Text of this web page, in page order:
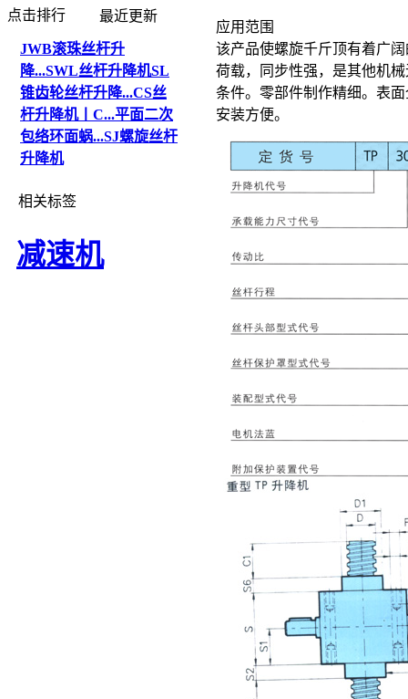
点击排行 最近更新
JWB滚珠丝杆升
降...SWL丝杆升降机SL
锥齿轮丝杆升降...CS丝
杆升降机丨C...平面二次
包络环面蜗...SJ螺旋丝杆
升降机
相关标签
减速机
应用范围
该产品使螺旋千斤顶有着广
荷载，同步性强，是其他机
条件。零部件制作精细。表
安装方便。